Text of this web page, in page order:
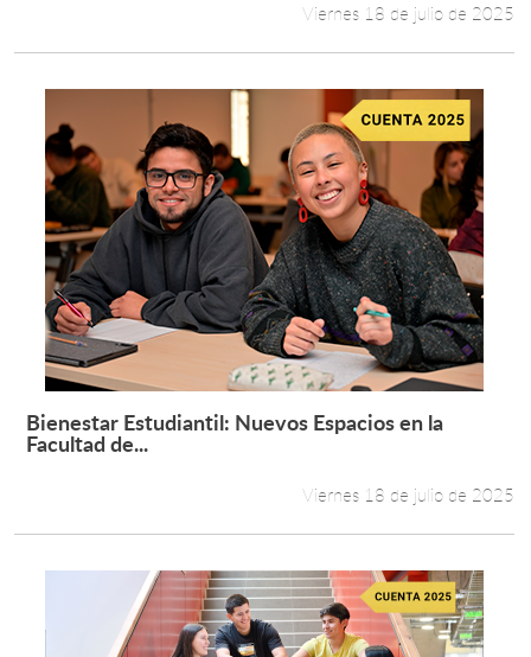
Viernes 18 de julio de 2025
Leer más +
Bienestar Estudiantil: Nuevos Espacios en la
Facultad de...
Viernes 18 de julio de 2025